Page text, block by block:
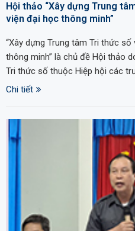
Hội thảo “Xây dựng Trung
viện đại học thông minh”
“Xây dựng Trung tâm Tri thức
thông minh” là chủ đề Hội thảo
Tri thức số thuộc Hiệp hội các
Chi tiết